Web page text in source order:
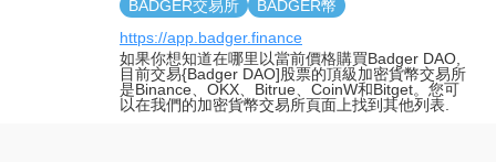
BADGER交易所
BADGER幣
https://app.badger.finance
如果你想知道在哪里以當前價格購買Badger DAO,
目前交易{Badger DAO]股票的頂級加密貨幣交易所
是Binance、OKX、Bitrue、CoinW和Bitget。您可
以在我們的加密貨幣交易所頁面上找到其他列表.